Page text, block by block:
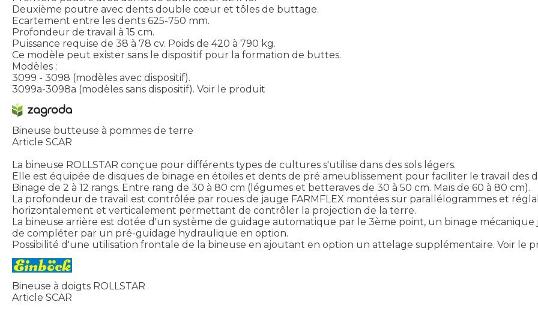
Deuxième poutre avec dents double cœur et tôles de buttage.
Ecartement entre les dents 625-750 mm.
Profondeur de travail à 15 cm.
Puissance requise de 38 à 78 cv. Poids de 420 à 790 kg.
Ce modèle peut exister sans le dispositif pour la formation de buttes.
Modèles :
3099 - 3098 (modèles avec dispositif).
3099a-3098a (modèles sans dispositif). Voir le produit
Bineuse butteuse à pommes de terre
Article SCAR
La bineuse ROLLSTAR conçue pour différents types de cultures s'utilise dans des sols légers.
Elle est équipée de disques de binage en étoiles et dents de pré ameublissement pour faciliter le travail des
Binage de 2 à 12 rangs. Entre rang de 30 à 80 cm (légumes et betteraves de 30 à 50 cm. Maïs de 60 à 80 cm).
La profondeur de travail est contrôlée par roues de jauge FARMFLEX montées sur parallélogrammes et
horizontalement et verticalement permettant de contrôler la projection de la terre.
La bineuse arrière est dotée d'un système de guidage automatique par le 3ème point, un binage mécanique
de compléter par un pré-guidage hydraulique en option.
Possibilité d'une utilisation frontale de la bineuse en ajoutant en option un attelage supplémentaire. Voir le
Bineuse à doigts ROLLSTAR
Article SCAR